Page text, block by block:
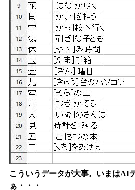
こういうデータが大事。いまはAI
ぁ・・・